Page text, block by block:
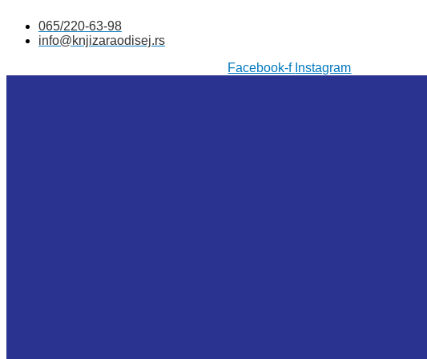
sadržaj
065/220-63-98
info@knjizaraodisej.rs
Facebook-f Instagram